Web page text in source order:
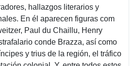
hallazgos literarios y
En él aparecen figuras com
Paul du Chaillu, Henry
conde Brazza, así como
y trius de la región, el tráfico